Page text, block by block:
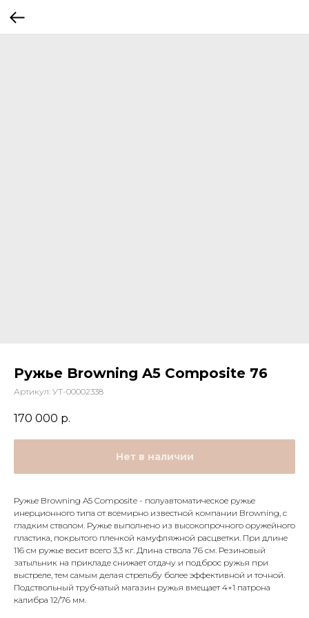
Ружье Browning A5 Composite 76
Артикул: УТ-00002338
170 000 р.
Нет в наличии
Ружье Browning A5 Composite - полуавтоматическое ружье
инерционного типа от всемирно известной компании Browning, с
гладким стволом. Ружье выполнено из высокопрочного оружейного
пластика, покрытого пленкой камуфляжной расцветки. При длине
116 см ружье весит всего 3,3 кг. Длина ствола 76 см. Резиновый
затыльник на прикладе снижает отдачу и подброс ружья при
выстреле, тем самым делая стрельбу более эффективной и точной.
Подствольный трубчатый магазин ружья вмещает 4+1 патрона
калибра 12/76 мм.